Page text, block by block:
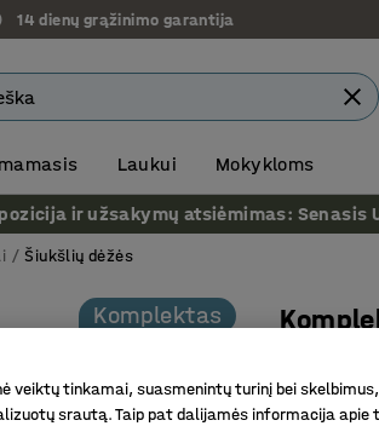
14 dienų grąžinimo garantija
Laukui Mokykloms
ir užsakymų atsiėmimas: Senasis
Šiukšlių dėžės
Komplektas
4
Prekės
veiktų tinkamai, suasmenintų turinį bei
srautą. Taip pat dalijamės informacija apie